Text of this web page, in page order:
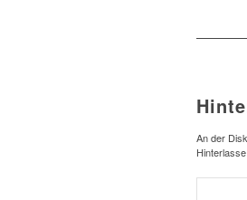
An der